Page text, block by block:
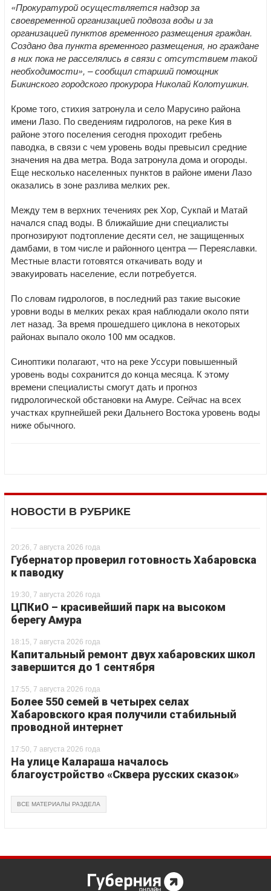
«Прокуратурой осуществляется надзор за
своевременной организацией подвоза воды и за
организацией пунктов временного размещения граждан.
Создано два пункта временного размещения, но граждане
в них пока не расселялись в связи с отсутствием такой
необходимости», – сообщил старший помощник
Бикинского городского прокурора Николай Колотушкин.
Кроме того, стихия затронула и село Марусино района
имени Лазо. По сведениям гидрологов, на реке Кия в
районе этого поселения сегодня проходит гребень
паводка, в связи с чем уровень воды превысил средние
значения на два метра. Вода затронула дома и огороды.
Еще несколько населенных пунктов в районе имени Лазо
оказались в зоне разлива мелких рек.
Между тем в верхних течениях рек Хор, Сукпай и Матай
начался спад воды. В ближайшие дни специалисты
прогнозируют подтопление десяти сел, не защищенных
дамбами, в том числе и районного центра — Переяславки.
Местные власти готовятся откачивать воду и
эвакуировать население, если потребуется.
По словам гидрологов, в последний раз такие высокие
уровни воды в мелких реках края наблюдали около пяти
лет назад. За время прошедшего циклона в некоторых
районах выпало около 100 мм осадков.
Синоптики полагают, что на реке Уссури повышенный
уровень воды сохранится до конца месяца. К этому
времени специалисты смогут дать и прогноз
гидрологической обстановки на Амуре. Сейчас на всех
участках крупнейшей реки Дальнего Востока уровень воды
ниже обычного.
НОВОСТИ В РУБРИКЕ
20:26, 7 августа 2026 года
Губернатор проверил готовность Хабаровска
к паводку
19:30, 7 августа 2026 года
ЦПКиО – красивейший парк на высоком
берегу Амура
18:15, 7 августа 2026 года
Капитальный ремонт двух хабаровских школ
завершится до 1 сентября
17:55, 7 августа 2026 года
Более 550 семей в четырех селах
Хабаровского края получили стабильный
проводной интернет
17:50, 7 августа 2026 года
На улице Калараша началось
благоустройство «Сквера русских сказок»
ВСЕ МАТЕРИАЛЫ РАЗДЕЛА